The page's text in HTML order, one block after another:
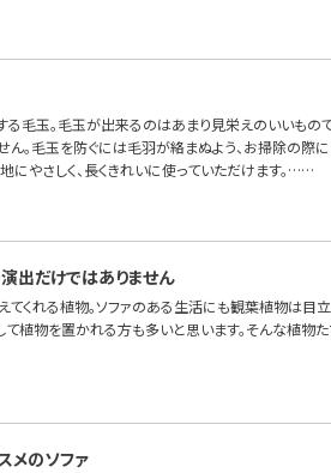
毛玉。毛玉が出来るのはあまり見栄えのいいもの
。毛玉を防ぐには毛羽が絡まぬよう、お掃除の際に
にやさしく、長くきれいに使っていただけます。……
出だけではありません
てくれる植物。ソファのある生活にも観葉植物は目
植物を置かれる方も多いと思います。そんな植物
メのソファ